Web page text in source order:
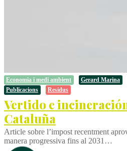
Economia i medi ambient Gerard Marina
Publicacions
Residus
Vertido e
Cataluña
Article sobre l’impost recentment
manera progressiva fins al 2031…